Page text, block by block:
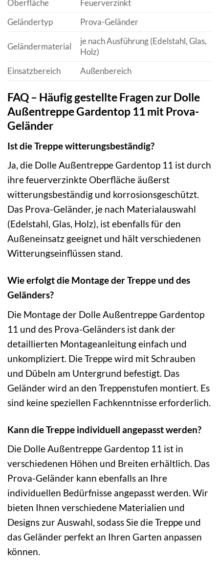
Oberfläche
Feuerverzinkt
Geländertyp
Prova-Geländer
Geländermaterial
je nach Ausführung (Edelstahl, Glas,
Holz)
Einsatzbereich
Außenbereich
FAQ – Häufig gestellte Fragen zur Dolle
Außentreppe Gardentop 11 mit Prova-
Geländer
Ist die Treppe witterungsbeständig?
Ja, die Dolle Außentreppe Gardentop 11 ist durch
ihre feuerverzinkte Oberfläche äußerst
witterungsbeständig und korrosionsgeschützt.
Das Prova-Geländer, je nach Materialauswahl
(Edelstahl, Glas, Holz), ist ebenfalls für den
Außeneinsatz geeignet und hält verschiedenen
Witterungseinflüssen stand.
Wie erfolgt die Montage der Treppe und des
Geländers?
Die Montage der Dolle Außentreppe Gardentop
11 und des Prova-Geländers ist dank der
detaillierten Montageanleitung einfach und
unkompliziert. Die Treppe wird mit Schrauben
und Dübeln am Untergrund befestigt. Das
Geländer wird an den Treppenstufen montiert. Es
sind keine speziellen Fachkenntnisse erforderlich.
Kann die Treppe individuell angepasst werden?
Die Dolle Außentreppe Gardentop 11 ist in
verschiedenen Höhen und Breiten erhältlich. Das
Prova-Geländer kann ebenfalls an Ihre
individuellen Bedürfnisse angepasst werden. Wir
bieten Ihnen verschiedene Materialien und
Designs zur Auswahl, sodass Sie die Treppe und
das Geländer perfekt an Ihren Garten anpassen
können.